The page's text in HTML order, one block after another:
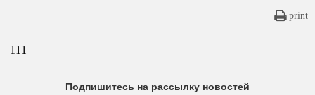
print
111
Подпишитесь на рассылку новостей